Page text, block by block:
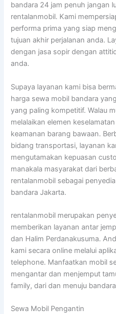
bandara 24 jam penuh jangan
rentalanmobil. Kami
performa prima yang siap
tujuan akhir perjalanan anda.
dengan jasa sopir dengan
anda.
Supaya layanan kami bisa
harga sewa mobil bandara
yang paling kompetitif. Walau
melalaikan elemen
keamanan barang bawaan.
bidang transportasi, layanan
mengutamakan kepuasan
manakala masyarakat dari
rentalanmobil sebagai
bandara Jakarta.
rentalanmobil merupakan
memberikan layanan antar
dan Halim Perdanakusuma.
kami secara online melalui
telephone. Manfaatkan mobil
mengantar dan menjemput
family, dari dan menuju
Sewa Mobil Pengantin